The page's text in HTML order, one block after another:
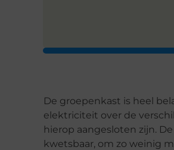
De groepenkast is heel
elektriciteit over de
hierop aangesloten zijn.
kwetsbaar, om zo weinig